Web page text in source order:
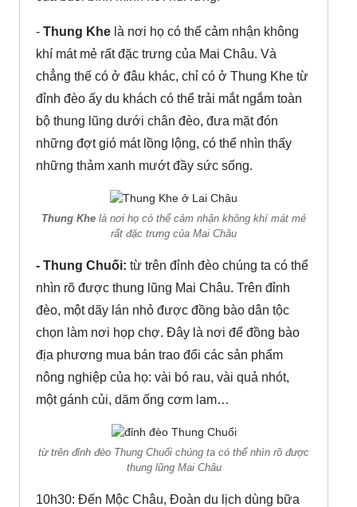
- Thung Khe là nơi họ có thể cảm nhận không
khí mát mẻ rất đặc trưng của Mai Châu. Và
chẳng thế có ở đâu khác, chỉ có ở Thung Khe từ
đỉnh đèo ấy du khách có thể trải mắt ngắm toàn
bộ thung lũng dưới chân đèo, đưa mặt đón
những đợt gió mát lồng lộng, có thể nhìn thấy
những thảm xanh mướt đầy sức sống.
Thung Khe là nơi họ có thể cảm nhận không khí mát mẻ
rất đặc trưng của Mai Châu
- Thung Chuối: từ trên đỉnh đèo chúng ta có thể
nhìn rõ được thung lũng Mai Châu. Trên đỉnh
đèo, một dãy lán nhỏ được đồng bào dân tộc
chọn làm nơi họp chợ. Đây là nơi để đồng bào
địa phương mua bán trao đổi các sản phẩm
nông nghiệp của họ: vài bó rau, vài quả nhót,
một gánh củi, dăm ống cơm lam…
từ trên đỉnh đèo Thung Chuối chúng ta có thể nhìn rõ được
thung lũng Mai Châu
10h30: Đến Mộc Châu, Đoàn du lịch dùng bữa